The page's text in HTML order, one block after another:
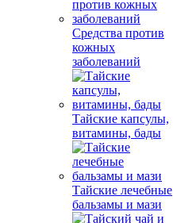
Средства против
кожных
заболеваний
Тайские капсулы,
витамины, бады
Тайские лечебные
бальзамы и мази